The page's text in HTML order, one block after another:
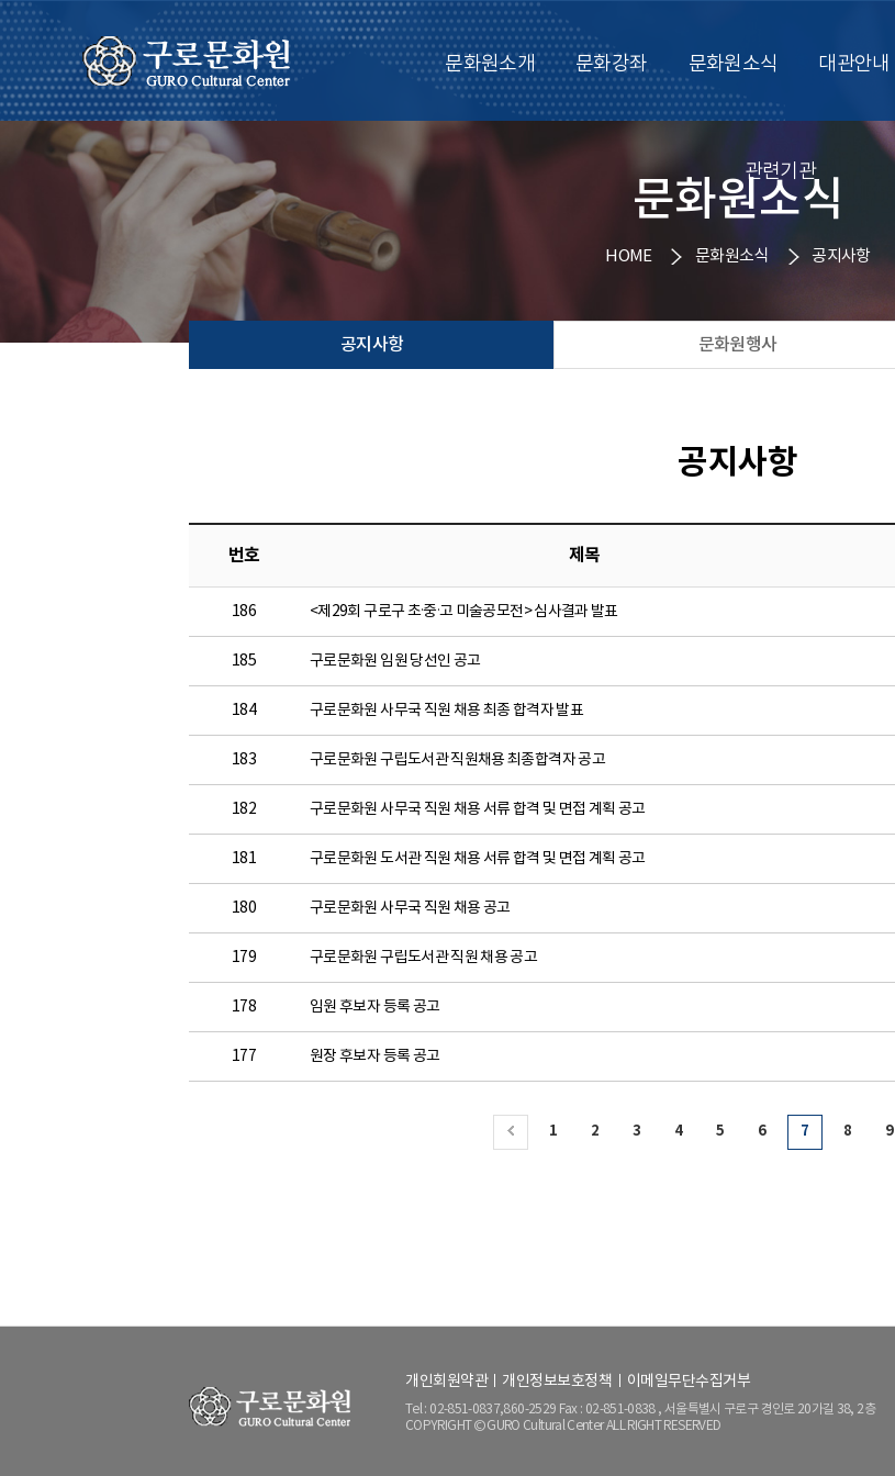
문화원소개 문화강좌 문화원소식 대관안내
관련기관
문화원소식
HOME 문화원소식 공지사항
공지사항 문화원행사
공지사항
번호 제목
186 <제29회 구로구 초·중·고 미술공모전> 심사결과 발표
185 구로문화원 임원 당선인 공고
184 구로문화원 사무국 직원 채용 최종 합격자 발표
183 구로문화원 구립도서관 직원채용 최종합격자 공고
182 구로문화원 사무국 직원 채용 서류 합격 및 면접 계획 공고
181 구로문화원 도서관 직원 채용 서류 합격 및 면접 계획 공고
180 구로문화원 사무국 직원 채용 공고
179 구로문화원 구립도서관 직원 채용 공고
178 임원 후보자 등록 공고
177 원장 후보자 등록 공고
1 2 3 4 5 6 7 8 9
개인회원약관 개인정보보호정책 이메일무단수집거부
Tel : 02-851-0837,860-2529 Fax : 02-851-0838 , 서울특별시 구로구 경인로 20가길 38, 2층
COPYRIGHT © GURO Cultural Center ALL RIGHT RESERVED